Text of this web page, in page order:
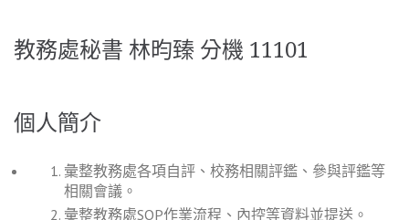
教務處秘書 林昀臻 分機 11101
個人簡介
彙整教務處各項自評、校務相關評鑑、參與評鑑等
相關會議。
彙整教務處SOP作業流程、內控等資料並提送。